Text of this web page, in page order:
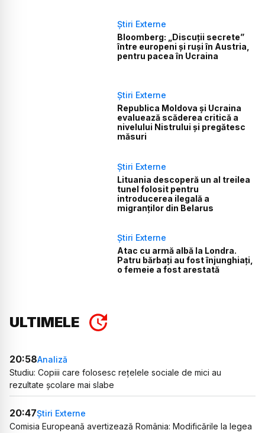
Știri Externe
Bloomberg: „Discuții secrete”
între europeni și ruși în Austria,
pentru pacea în Ucraina
Știri Externe
Republica Moldova și Ucraina
evaluează scăderea critică a
nivelului Nistrului și pregătesc
măsuri
Știri Externe
Lituania descoperă un al treilea
tunel folosit pentru
introducerea ilegală a
migranților din Belarus
Știri Externe
Atac cu armă albă la Londra.
Patru bărbați au fost înjunghiați,
o femeie a fost arestată
ULTIMELE
20:58Analiză
Studiu: Copiii care folosesc rețelele sociale de mici au
rezultate școlare mai slabe
20:47Știri Externe
Comisia Europeană avertizează România: Modificările la legea